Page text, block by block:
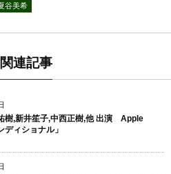
谷美希
連記事
樹,新井笙子,中西正樹,他 出演 Apple
ディショナル」